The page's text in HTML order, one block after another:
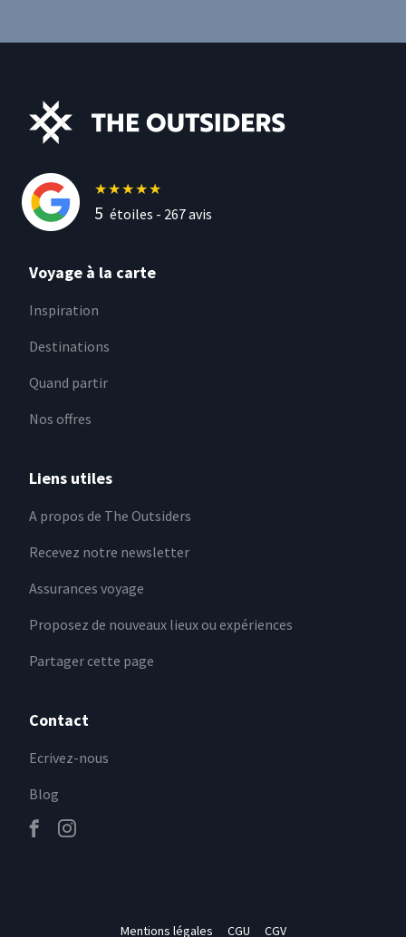
★★★★★
5 étoiles - 267avis
Voyage à la carte
Inspiration
Destinations
Quand partir
Nos offres
Liens utiles
A propos de The Outsiders
Recevez notre newsletter
Assurances voyage
Proposez de nouveaux lieux ou expériences
Partager cette page
Contact
Ecrivez-nous
Blog
Mentions légales CGU CGV